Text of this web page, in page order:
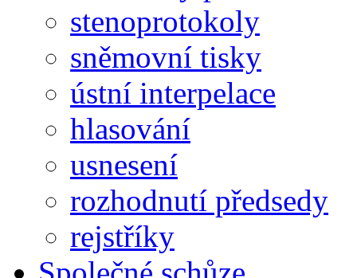
stenoprotokoly
sněmovní tisky
ústní interpelace
hlasování
usnesení
rozhodnutí předsedy
rejstříky